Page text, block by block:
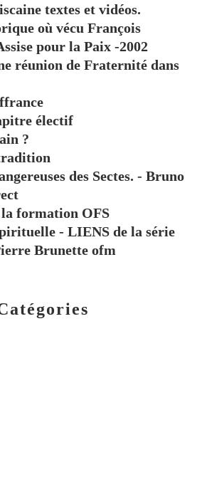
textes et vidéos.
où vécu François
pour la Paix -2002
réunion de Fraternité dans
électif
?
des Sectes. - Bruno
la formation OFS
- LIENS de la série
Brunette ofm